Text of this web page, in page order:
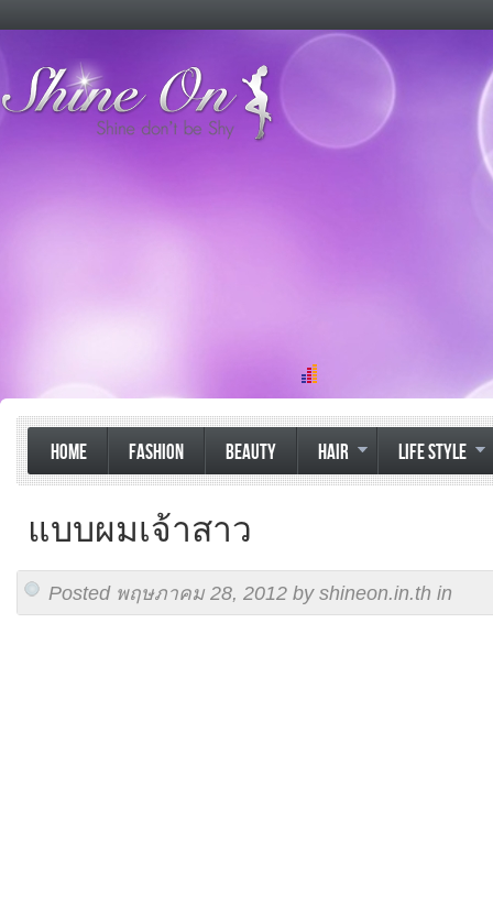
HOME FASHION BEAUTY HAIR LIFE STYLE
แบบผมเจ้าสาว
Posted พฤษภาคม 28, 2012 by shineon.in.th in